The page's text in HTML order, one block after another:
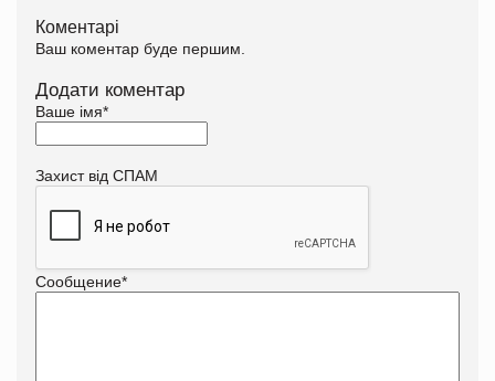
Коментарі
Ваш коментар буде першим.
Додати коментар
Ваше імя*
Захист від СПАМ
Сообщение*